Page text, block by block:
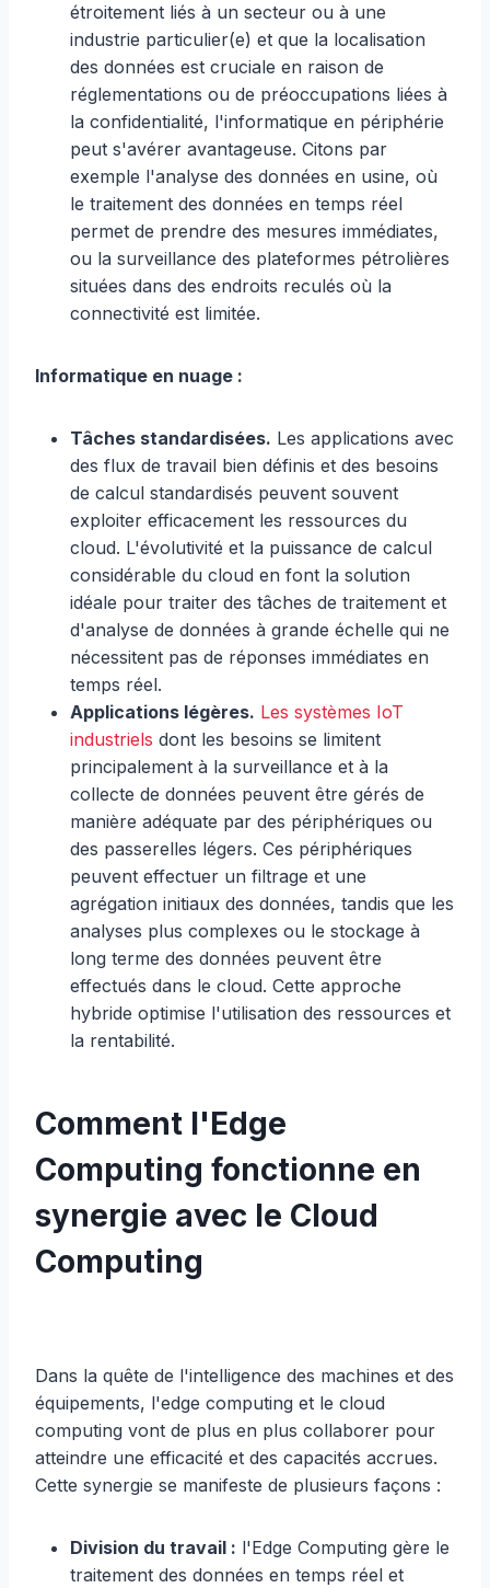
étroitement liés à un secteur ou à une
industrie particulier(e) et que la localisation
des données est cruciale en raison de
réglementations ou de préoccupations liées à
la confidentialité, l'informatique en périphérie
peut s'avérer avantageuse. Citons par
exemple l'analyse des données en usine, où
le traitement des données en temps réel
permet de prendre des mesures immédiates,
ou la surveillance des plateformes pétrolières
situées dans des endroits reculés où la
connectivité est limitée.
Informatique en nuage :
Tâches standardisées. Les applications avec
des flux de travail bien définis et des besoins
de calcul standardisés peuvent souvent
exploiter efficacement les ressources du
cloud. L'évolutivité et la puissance de calcul
considérable du cloud en font la solution
idéale pour traiter des tâches de traitement et
d'analyse de données à grande échelle qui ne
nécessitent pas de réponses immédiates en
temps réel.
Applications légères. Les systèmes IoT
industriels dont les besoins se limitent
principalement à la surveillance et à la
collecte de données peuvent être gérés de
manière adéquate par des périphériques ou
des passerelles légers. Ces périphériques
peuvent effectuer un filtrage et une
agrégation initiaux des données, tandis que les
analyses plus complexes ou le stockage à
long terme des données peuvent être
effectués dans le cloud. Cette approche
hybride optimise l'utilisation des ressources et
la rentabilité.
Comment l'Edge
Computing fonctionne en
synergie avec le Cloud
Computing
Dans la quête de l'intelligence des machines et des
équipements, l'edge computing et le cloud
computing vont de plus en plus collaborer pour
atteindre une efficacité et des capacités accrues.
Cette synergie se manifeste de plusieurs façons :
Division du travail : l'Edge Computing gère le
traitement des données en temps réel et